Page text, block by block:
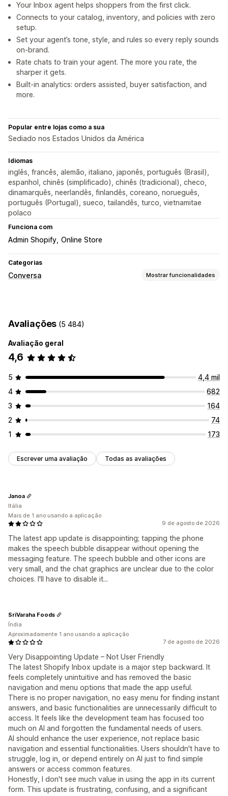
Your Inbox agent helps shoppers from the first click.
Connects to your catalog, inventory, and policies with zero
setup.
Set your agent’s tone, style, and rules so every reply sounds
on-brand.
Rate chats to train your agent. The more you rate, the
sharper it gets.
Built-in analytics: orders assisted, buyer satisfaction, and
more.
Popular entre lojas como a sua
Sediado nos Estados Unidos da América
Idiomas
inglês, francês, alemão, italiano, japonês, português (Brasil),
espanhol, chinês (simplificado), chinês (tradicional), checo,
dinamarquês, neerlandês, finlandês, coreano, norueguês,
português (Portugal), sueco, tailandês, turco, vietnamitae
polaco
Funciona com
Admin Shopify Online Store
Categorias
Conversa Mostrar funcionalidades
Conversa por e-mail
Multilingue
Notificações push
Informações sobre os clientes
Recomendações de produtos
Respostas rápidas
Personalização
Cor e tipo de letra
Botões de conversa Atribuição de conversa
Avaliações (5 484)
Avaliação geral
4,6
5
4,4 mil
4
682
3
164
2
74
1
173
Escrever uma avaliação Todas as avaliações
9 de agosto de 2026
The latest app update is disappointing; tapping the phone
makes the speech bubble disappear without opening the
messaging feature. The speech bubble and other icons are
very small, and the chat graphics are unclear due to the color
choices. I'll have to disable it...
Janoa
Itália
Mais de 1 ano usando a aplicação
7 de agosto de 2026
Very Disappointing Update – Not User Friendly
The latest Shopify Inbox update is a major step backward. It
feels completely unintuitive and has removed the basic
navigation and menu options that made the app useful.
There is no proper navigation, no easy menu for finding instant
answers, and basic functionalities are unnecessarily difficult to
access. It feels like the development team has focused too
much on AI and forgotten the fundamental needs of users.
AI should enhance the user experience, not replace basic
navigation and essential functionalities. Users shouldn't have to
struggle, log in, or depend entirely on AI just to find simple
answers or access common features.
Honestly, I don't see much value in using the app in its current
form. This update is frustrating, confusing, and a significant
SriVaraha Foods
Índia
Aproximadamente 1 ano usando a aplicação